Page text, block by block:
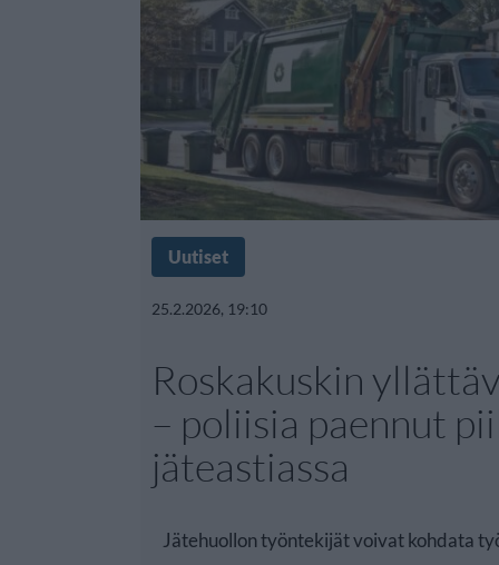
Uutiset
25.2.2026, 19:10
Roskakuskin
– poliisia paennut
jäteastiassa
Jätehuollon työntekijät voivat kohdata